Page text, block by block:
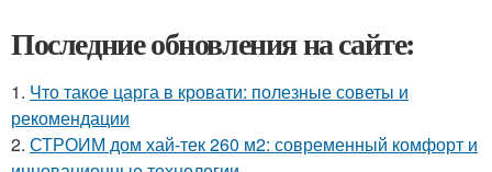
Последние обновления на сайте:
1. Что такое царга в кровати: полезные советы и
рекомендации
2. СТРОИМ дом хай-тек 260 м2: современный комфорт и